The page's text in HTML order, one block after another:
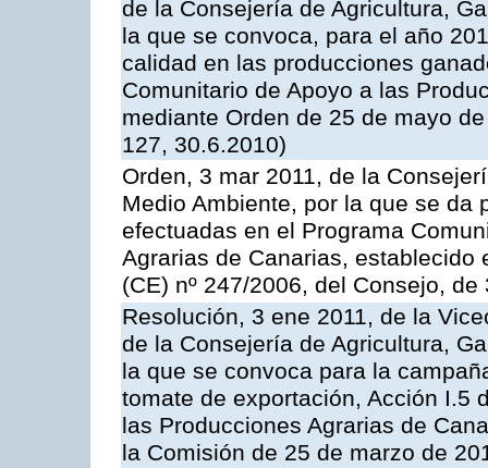
de la Consejería de Agricultura,
la que se convoca, para el año
calidad en las producciones
Comunitario de Apoyo a las
mediante Orden de 25 de mayo
127, 30.6.2010)
Orden, 3 mar 2011, de la
Medio Ambiente, por la que se da
efectuadas en el Programa
Agrarias de Canarias,
(CE) nº 247/2006, del Consejo,
Resolución, 3 ene 2011, de la
de la Consejería de Agricultura,
la que se convoca para la
tomate de exportación, Acción I.5
las Producciones Agrarias de
la Comisión de 25 de marzo de